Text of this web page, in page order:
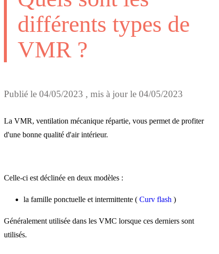
différents types de
VMR ?
Publié le 04/05/2023 , mis à jour le 04/05/2023
La VMR, ventilation mécanique répartie, vous permet de profiter
d'une bonne qualité d'air intérieur.
Celle-ci est déclinée en deux modèles :
la famille ponctuelle et intermittente ( Curv flash )
Généralement utilisée dans les VMC lorsque ces derniers sont
utilisés.